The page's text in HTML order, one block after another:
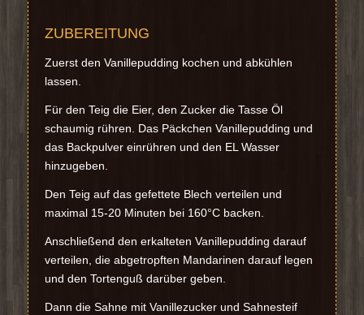
ZUBEREITUNG
Zuerst den Vanillepudding kochen und abkühlen
lassen.
Für den Teig die Eier, den Zucker die Tasse Öl
schaumig rühren. Das Päckchen Vanillepudding und
das Backpulver einrühren und den EL Wasser
hinzugeben.
Den Teig auf das gefettete Blech verteilen und
maximal 15-20 Minuten bei 160°C backen.
Anschließend den erkalteten Vanillepudding darauf
verteilen, die abgetropften Mandarinen darauf legen
und den Tortenguß darüber geben.
Dann die Sahne mit Vanillezucker und Sahnesteif